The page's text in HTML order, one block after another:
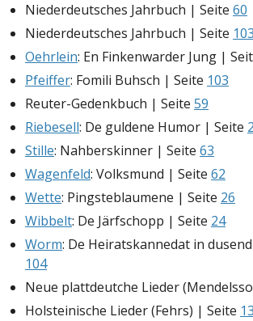
Niederdeutsches Jahrbuch | Seite 60
Niederdeutsches Jahrbuch | Seite 103
Oehrlein: En Finkenwarder Jung |
Pfeiffer: Fomili Buhsch | Seite 103
Reuter-Gedenkbuch | Seite 59
Riebesell: De guldene Humor | Seite
Stille: Nahberskinner | Seite 63
Wagenfeld: Volksmund | Seite 62
Wette: Pingsteblaumene | Seite 26
Wibbelt: De Järfschopp | Seite 24
Worm: De Heiratskannedat in
104
Neue plattdeutche Lieder
Holsteinische Lieder (Fehrs) | Seite